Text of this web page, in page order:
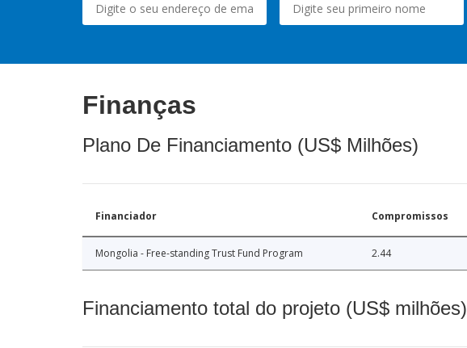
Finanças
Plano De Financiamento (US$ Milhões)
Financiador Compromissos
Mongolia - Free-standing Trust Fund Program 2.44
Financiamento total do projeto (US$ milhões)